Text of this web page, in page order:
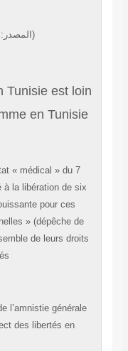
(المصدر: موقع إسلام أون
en Tunisie est
l’Homme en
d’Etat « médical » du 7
procédé à la libération de
est réjouissante pour ces
» (dépêche de
pas l’ensemble de leurs
privés.
de l’amnistie
le respect des libertés en